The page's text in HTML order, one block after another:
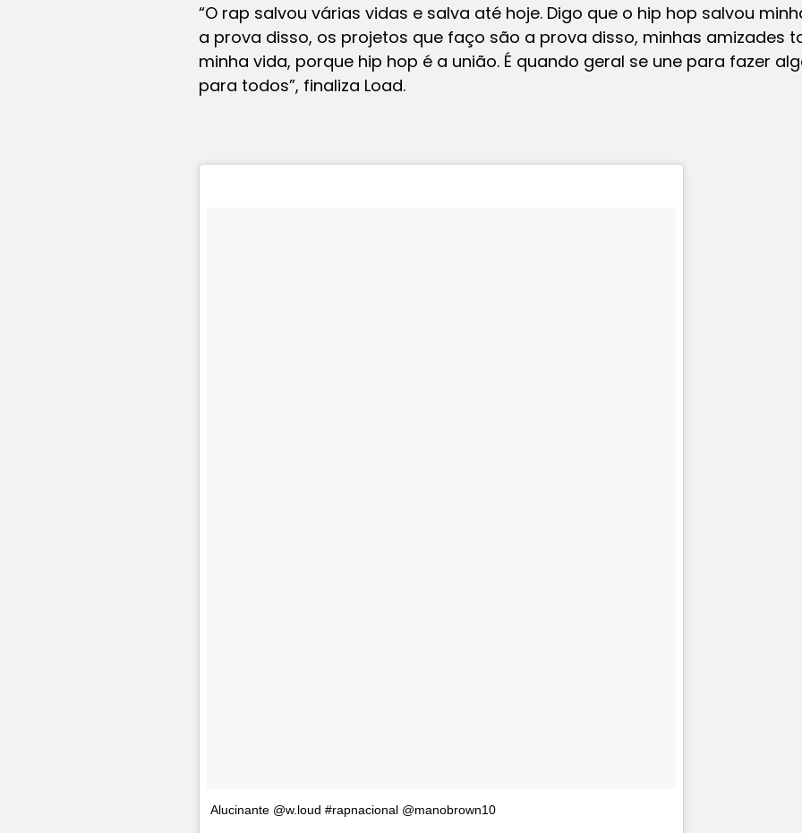
“O rap salvou várias vidas e salva até hoje. Digo que o hip hop salvou
a prova disso, os projetos que faço são a prova disso, minhas amizades
minha vida, porque hip hop é a união. É quando geral se une para fazer
para todos”, finaliza Load.
Alucinante @w.loud #rapnacional @manobrown10